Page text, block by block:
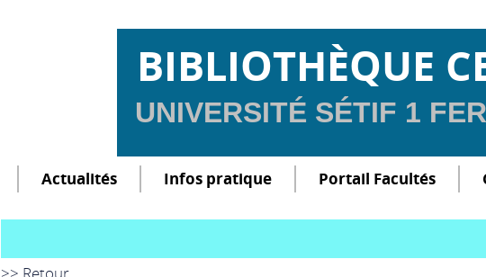
BIBLIOTHÈQUE
UNIVERSITÉ SÉTIF 1
Actualités Infos pratique Portail Facultés